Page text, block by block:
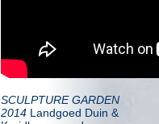
SCULPTURE GARDEN
2014 Landgoed Duin &